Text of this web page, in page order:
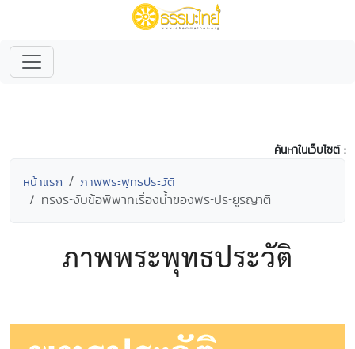
ค้นหาในเว็บไซต์ :
หน้าแรก ภาพพระพุทธประวัติ
ทรงระงับข้อพิพาทเรื่องน้ำของพระประยูรญาติ
ภาพพระพุทธประวัติ